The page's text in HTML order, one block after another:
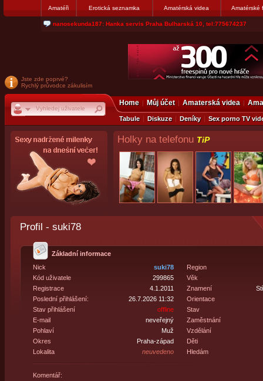
Amatéři Erotická seznamka Amatérská videa Amatérské
jjoseff: Najde se par, ktery nekdy přemýšlel o divákovi. Napiste
Jste zde poprvé?
Rychlý průvodce zákulisím
Home Můj účet Amaterská videa
Tabule Diskuze Deníky Sex porno TV
Holky na telefonu TiP
Profil - suki78
Základní informace
Nick
suki78
Kód uživatele
299865
Registrace
4.1.2011
Poslední přihlášení:
26.7.2026 11:32
Stav přihlášení
offline
E-mail
neveřejný
Pohlaví
Muž
Okres
Praha-západ
Lokalita
neuvedeno
Region
Věk
Znamení
Orientace
Stav
Zaměstnání
Vzdělání
Děti
Hledám
Komentář: